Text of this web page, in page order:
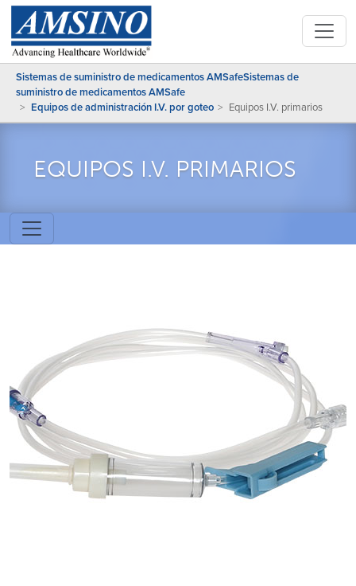
Sistemas de suministro de medicamentos AMSafeSistemas de
suministro de medicamentos AMSafe
Equipos de administración I.V. por goteo
Equipos I.V. primarios
EQUIPOS I.V. PRIMARIOS